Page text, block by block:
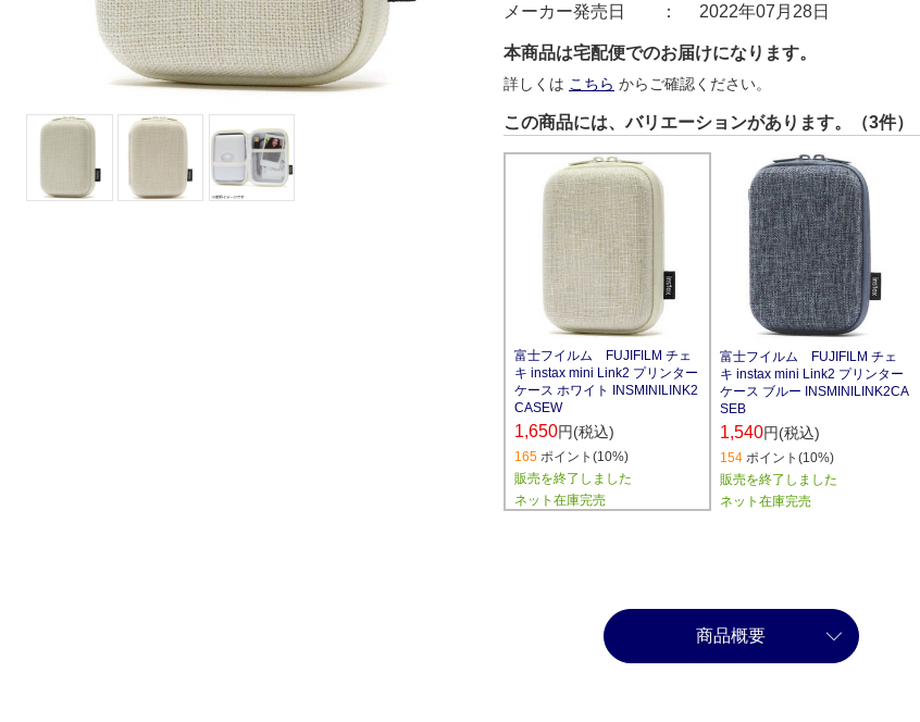
メーカー発売日 ：
2022年07月28日
本商品は宅配便でのお届けになります。
詳しくは こちら からご確認ください。
この商品には、バリエーションがあります。（3件）
富士フイルム FUJIFILM チェ
キ instax mini Link2 プリンター
ケース ホワイト INSMINILINK2
CASEW
1,650円(税込)
165 ポイント(10%)
販売を終了しました
ネット在庫完売
富士フイルム FUJIFILM チェ
キ instax mini Link2 プリンター
ケース ブルー INSMINILINK2CA
SEB
1,540円(税込)
154 ポイント(10%)
販売を終了しました
ネット在庫完売
商品概要